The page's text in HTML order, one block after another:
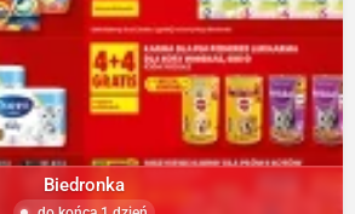
Biedronka